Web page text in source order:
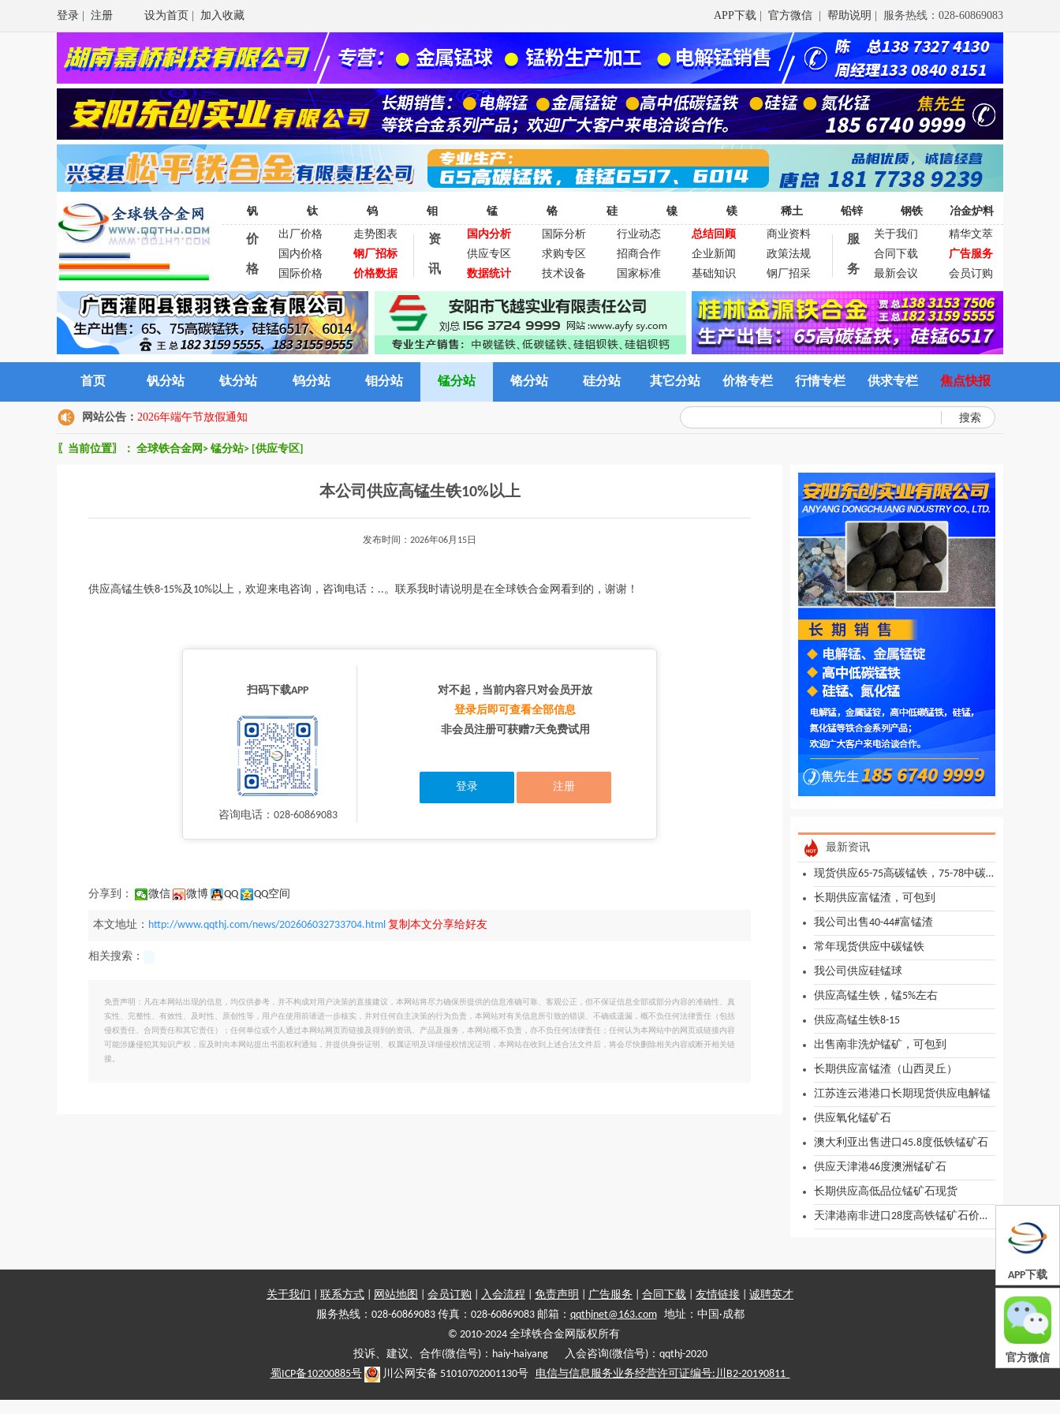
登录 注册 设为首页 加入收藏 APP下载 官方微信 帮助说明 | 服务热线：028-60869083
钒 钛 钨 钼 锰 铬 硅 镍 镁 稀土 铅锌 钢铁 冶金炉料
价
格
出厂价格
走势图表
国内价格
钢厂招标
国际价格
价格数据
资
讯
国内分析 国际分析 行业动态 总结回顾
商业资料
供应专区
求购专区 招商合作 企业新闻
政策法规
数据统计
技术设备 国家标准 基础知识 钢厂招采
服
务
关于我们
精华文萃
合同下载
广告服务
最新会议
会员订购
首页 钒分站 钛分站 钨分站 钼分站 锰分站 铬分站 硅分站 其它分站 价格专栏 行情专栏 供求专栏 焦点快报
网站公告： 2026年端午节放假通知 搜索
〖当前位置〗： 全球铁合金网 > 锰分站> [供应专区]
本公司供应高锰生铁10%以上
发布时间：2026年06月15日
供应高锰生铁8-15%及10%以上，欢迎来电咨询，咨询电话：..。联系我时请说明是在全球铁合金网看到的，谢谢！
扫码下载APP
咨询电话：028-60869083
对不起，当前内容只对会员开放
登录后即可查看全部信息
非会员注册可获赠7天免费试用
登录 注册
分享到： 微信 微博 QQ QQ空间
本文地址： http://www.qqthj.com/news/202606032733704.html 复制本文分享给好友
相关搜索：
免责声明：凡在本网站出现的信息，均仅供参考，并不构成对用户决策的直接建议，本网站将尽力确保所提供的信息准确可靠、客观公正，但不保证信息全部或部分内容的准确性、真
实性、完整性、有效性、及时性、原创性等，用户在使用前请进一步核实，并对任何自主决策的行为负责，本网站对有关信息所引致的错误、不确或遗漏，概不负任何法律责任（包括
侵权责任、合同责任和其它责任）；任何单位或个人通过本网站网页而链接及得到的资讯、产品及服务，本网站概不负责，亦不负任何法律责任；任何认为本网站中的网页或链接内容
可能涉嫌侵犯其知识产权，应及时向本网站提出书面权利通知，并提供身份证明、权属证明及详细侵权情况证明，本网站在收到上述合法文件后，将会尽快删除相关内容或断开相关链
接。
最新资讯
现货供应65-75高碳锰铁，75-78中碳锰铁
长期供应富锰渣，可包到
我公司出售40-44#富锰渣
常年现货供应中碳锰铁
我公司供应硅锰球
供应高锰生铁，锰5%左右
供应高锰生铁8-15
出售南非洗炉锰矿，可包到
长期供应富锰渣（山西灵丘）
江苏连云港港口长期现货供应电解锰
供应氧化锰矿石
澳大利亚出售进口45.8度低铁锰矿石
供应天津港46度澳洲锰矿石
长期供应高低品位锰矿石现货
天津港南非进口28度高铁锰矿石价格行情 钢厂洗炉用
关于我们 联系方式 网站地图 会员订购 入会流程 免责声明 广告服务 合同下载 友情链接
诚聘英才
服务热线：028-60869083 传真：028-60869083 邮箱： qqthjnet@163.com地址：中国·成都
© 2010-2024 全球铁合金网版权所有
投诉、建议、合作(微信号)：haiy-haiyang 入会咨询(微信号)：qqthj-2020
蜀ICP备10200885号
川公网安备 51010702001130号 电信与信息服务业务经营许可证编号:川B2-20190811
APP下载
官方微信